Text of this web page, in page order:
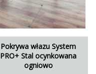
Pokrywa włazu System
PRO+ Stal ocynkowana
ogniowo